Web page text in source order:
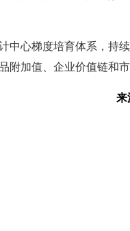
中心梯度培育体系，持
附加值、企业价值链和市
来